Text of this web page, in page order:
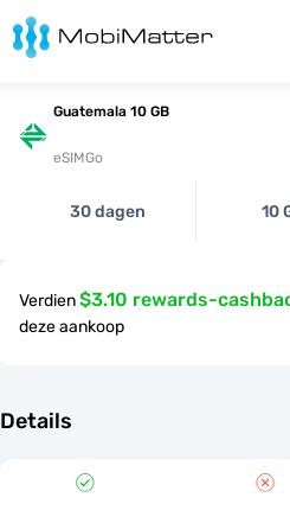
Guatemala 10 GB
eSIMGo
30 dagen 10
Verdien$3.10 rewards-
deze aankoop
Details